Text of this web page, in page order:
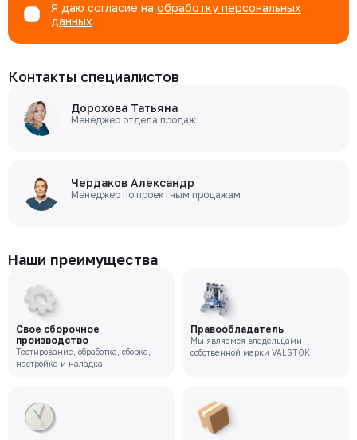
Я даю согласие на обработку персональных
данных
Контакты специалистов
Дорохова Татьяна
Менеджер отдела продаж
Чердаков Александр
Менеджер по проектным продажам
Наши преимущества
Свое сборочное
производство
Тестирование, обработка, сборка,
настройка и наладка
Правообладатель
Мы являемся владельцами
собственной марки VALSTOK